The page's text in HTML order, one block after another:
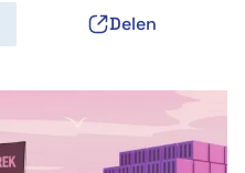
Delen